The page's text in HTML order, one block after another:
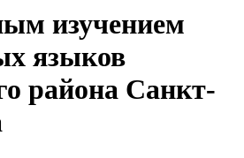
изучением
языков
района Санкт-